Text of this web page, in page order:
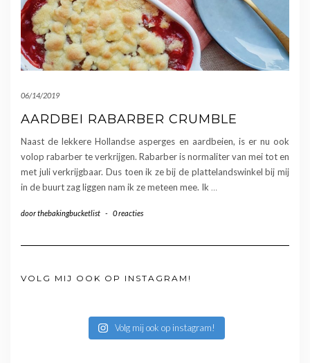
06/14/2019
AARDBEI RABARBER CRUMBLE
Naast de lekkere Hollandse asperges en aardbeien, is er nu ook
volop rabarber te verkrijgen. Rabarber is normaliter van mei tot en
met juli verkrijgbaar. Dus toen ik ze bij de plattelandswinkel bij mij
in de buurt zag liggen nam ik ze meteen mee. Ik…
doorthebakingbucketlist - 0 reacties
VOLG MIJ OOK OP INSTAGRAM!
Volg mij ook op instagram!